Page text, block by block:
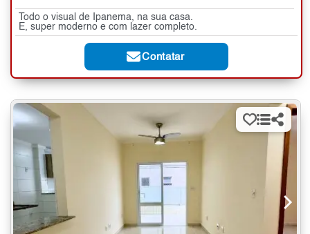
Todo o visual de Ipanema, na sua casa.
E, super moderno e com lazer completo.
Contatar